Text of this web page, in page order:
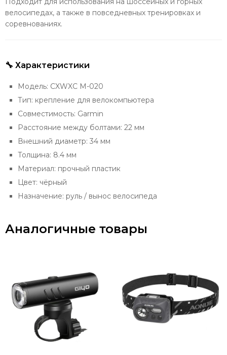
велосипедах, а также в повседневных тренировках и
соревнованиях.
🔧 Характеристики
Модель: CXWXC M-020
Тип: крепление для велокомпьютера
Совместимость: Garmin
Расстояние между болтами: 22 мм
Внешний диаметр: 34 мм
Толщина: 8.4 мм
Материал: прочный пластик
Цвет: чёрный
Назначение: руль / вынос велосипеда
Аналогичные товары